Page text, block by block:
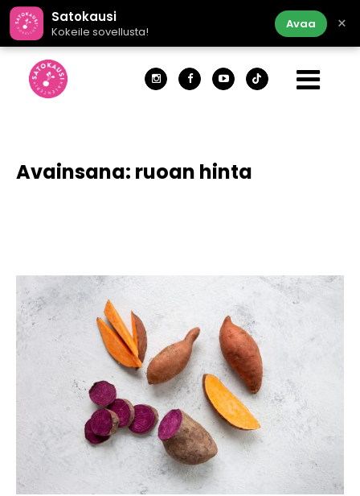
Satokausi
Kokeile sovellusta!
Avaa ×
Avainsana: ruoan hinta